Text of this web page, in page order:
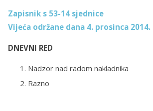
Zapisnik s 53-14 sjednice
Vijeća održane dana 4. prosinca 2014.
DNEVNI RED
Nadzor nad radom nakladnika
Razno